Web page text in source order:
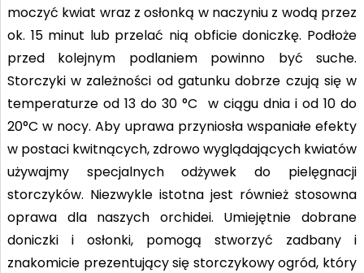
moczyć kwiat wraz z osłonką w naczyniu z wodą przez
ok. 15 minut lub przelać nią obficie doniczkę. Podłoże
przed kolejnym podlaniem powinno być suche.
Storczyki w zależności od gatunku dobrze czują się w
temperaturze od 13 do 30 °C w ciągu dnia i od 10 do
20°C w nocy. Aby uprawa przyniosła wspaniałe efekty
w postaci kwitnących, zdrowo wyglądających kwiatów
używajmy specjalnych odżywek do pielęgnacji
storczyków. Niezwykle istotna jest również stosowna
oprawa dla naszych orchidei. Umiejętnie dobrane
doniczki i osłonki, pomogą stworzyć zadbany i
znakomicie prezentujący się storczykowy ogród, który